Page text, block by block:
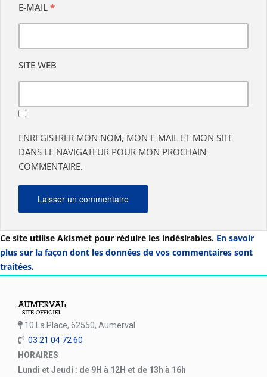
E-MAIL *
SITE WEB
ENREGISTRER MON NOM, MON E-MAIL ET MON SITE
DANS LE NAVIGATEUR POUR MON PROCHAIN
COMMENTAIRE.
Ce site utilise Akismet pour réduire les indésirables. En savoir
plus sur la façon dont les données de vos commentaires sont
traitées.
10 La Place, 62550, Aumerval
03 21 04 72 60
HORAIRES
Lundi et Jeudi : de 9H à 12H et de 13h à 16h